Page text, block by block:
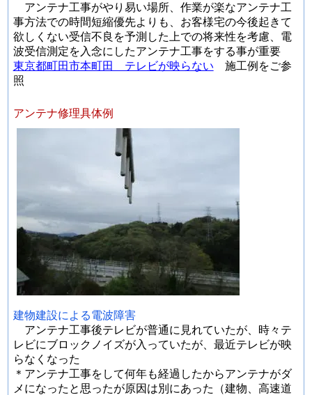
アンテナ工事がやり易い場所、作業が楽なアンテナ工
事方法での時間短縮優先よりも、お客様宅の今後起きて
欲しくない受信不良を予測した上での将来性を考慮、電
波受信測定を入念にしたアンテナ工事をする事が重要
東京都町田市本町田 テレビが映らない 施工例をご参
照
アンテナ修理具体例
建物建設による電波障害
アンテナ工事後テレビが普通に見れていたが、時々テ
レビにブロックノイズが入っていたが、最近テレビが映
らなくなった
＊アンテナ工事をして何年も経過したからアンテナがダ
メになったと思ったが原因は別にあった（建物、高速道